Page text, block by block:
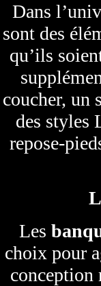
Dans
sont des
qu’ils
coucher, un
des styles
repose-
Les
choix pour
conception